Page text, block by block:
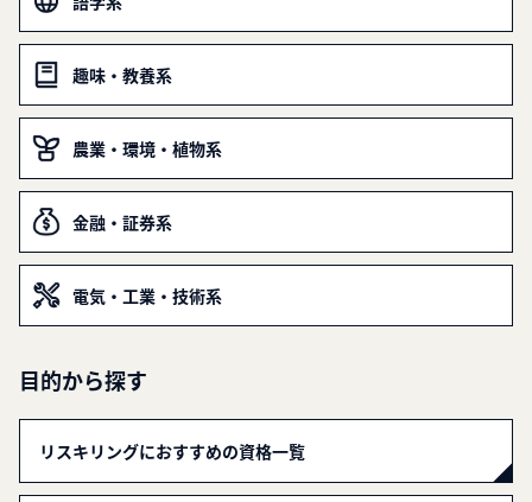
趣味・教養系
農業・環境・植物系
金融・証券系
電気・工業・技術系
目的から探す
リスキリングにおすすめの資格一覧